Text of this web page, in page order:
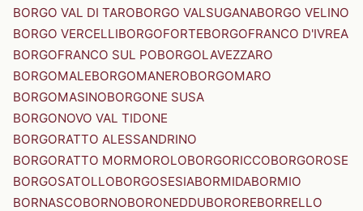
BORGO VAL DI TAROBORGO VALSUGANABORGO VELINO
BORGO VERCELLIBORGOFORTEBORGOFRANCO D'IVREA
BORGOFRANCO SUL POBORGOLAVEZZARO
BORGOMALEBORGOMANEROBORGOMARO
BORGOMASINOBORGONE SUSA
BORGONOVO VAL TIDONE
BORGORATTO ALESSANDRINO
BORGORATTO MORMOROLOBORGORICCOBORGOROSE
BORGOSATOLLOBORGOSESIABORMIDABORMIO
BORNASCOBORNOBORONEDDUBOROREBORRELLO